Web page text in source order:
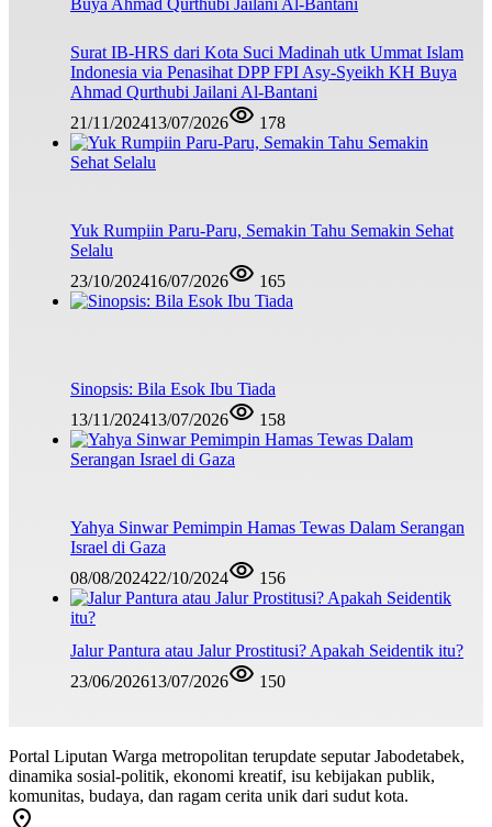
Surat IB-HRS dari Kota Suci Madinah utk Ummat Islam
Indonesia via Penasihat DPP FPI Asy-Syeikh KH Buya
Ahmad Qurthubi Jailani Al-Bantani
21/11/202413/07/2026 178
Yuk Rumpiin Paru-Paru, Semakin Tahu Semakin Sehat
Selalu
23/10/202416/07/2026 165
Sinopsis: Bila Esok Ibu Tiada
13/11/202413/07/2026 158
Yahya Sinwar Pemimpin Hamas Tewas Dalam Serangan
Israel di Gaza
08/08/202422/10/2024 156
Jalur Pantura atau Jalur Prostitusi? Apakah Seidentik itu?
23/06/202613/07/2026 150
Portal Liputan Warga metropolitan terupdate seputar Jabodetabek,
dinamika sosial-politik, ekonomi kreatif, isu kebijakan publik,
komunitas, budaya, dan ragam cerita unik dari sudut kota.